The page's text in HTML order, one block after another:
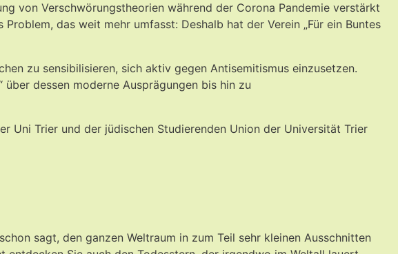
von Verschwörungstheorien während der Corona Pandemie verstärkt
das weit mehr umfasst: Deshalb hat der Verein „Für ein Buntes
zu sensibilisieren, sich aktiv gegen Antisemitismus einzusetzen.
dessen moderne Ausprägungen bis hin zu
Uni Trier und der jüdischen Studierenden Union der Universität Trier
sagt, den ganzen Weltraum in zum Teil sehr kleinen Ausschnitten